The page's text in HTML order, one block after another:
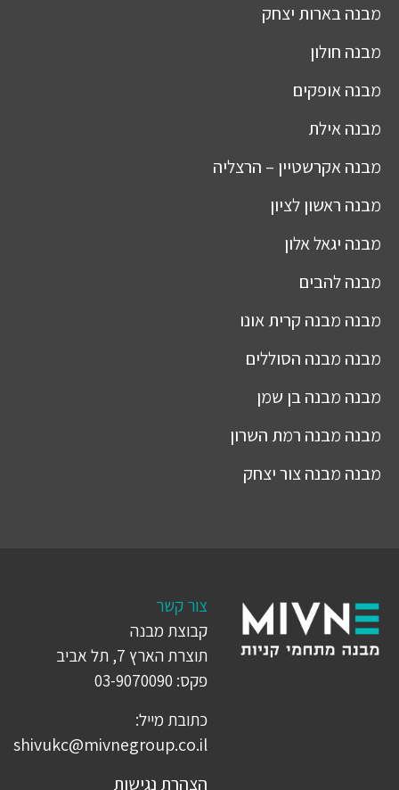
מבנהבארות יצחק
מבנה חולון
מבנהאופקים
מבנהאילת
מבנהאקרשטיין – הרצליה
מבנה ראשון לציון
מבנה יגאל אלון
מבנהלהבים
מבנה מבנה קרית אונו
מבנה מבנה הסוללים
מבנה מבנה בן שמן
מבנה מבנה רמת השרון
מבנה מבנה צור יצחק
צור קשר
קבוצת מבנה
תוצרת הארץ 7, תל אביב
פקס: 03-9070090
כתובת מייל:
shivukc@mivnegroup.co.il
הצהרת נגישות